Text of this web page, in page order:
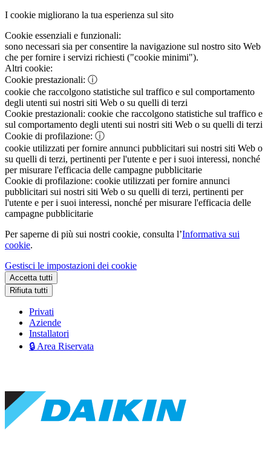
I cookie migliorano la tua esperienza sul sito
Cookie essenziali e funzionali:
sono necessari sia per consentire la navigazione sul nostro sito Web
che per fornire i servizi richiesti ("cookie minimi").
Altri cookie:
Cookie prestazionali: ⓘ
cookie che raccolgono statistiche sul traffico e sul comportamento
degli utenti sui nostri siti Web o su quelli di terzi
Cookie prestazionali: cookie che raccolgono statistiche sul traffico e
sul comportamento degli utenti sui nostri siti Web o su quelli di terzi
Cookie di profilazione: ⓘ
cookie utilizzati per fornire annunci pubblicitari sui nostri siti Web o
su quelli di terzi, pertinenti per l'utente e per i suoi interessi, nonché
per misurare l'efficacia delle campagne pubblicitarie
Cookie di profilazione: cookie utilizzati per fornire annunci
pubblicitari sui nostri siti Web o su quelli di terzi, pertinenti per
l'utente e per i suoi interessi, nonché per misurare l'efficacia delle
campagne pubblicitarie
Per saperne di più sui nostri cookie, consulta l’Informativa sui
cookie.
Gestisci le impostazioni dei cookie
Accetta tutti
Rifiuta tutti
Privati
Aziende
Installatori
🔒 Area Riservata